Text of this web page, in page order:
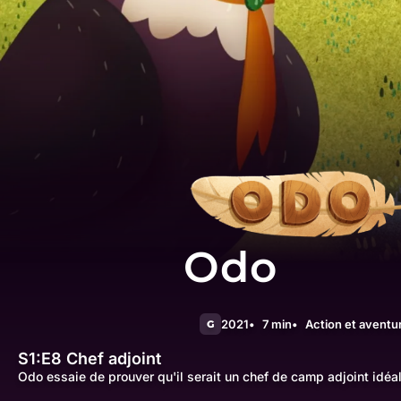
Odo
G 2021 7 min Action et
S1:E8 Chef adjoint
Odo essaie de prouver qu'il serait un chef de camp adjoint